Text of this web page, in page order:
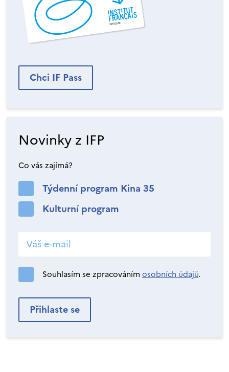
Chci IF Pass
Novinky z IFP
Co vás zajímá?
Týdenní program Kina 35
Kulturní program
Souhlasím se zpracováním osobních údajů.